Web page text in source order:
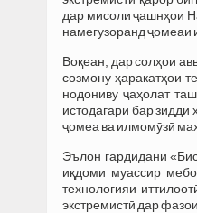
дар мисоли ҷашнҳои
намегузоранд ҷомеаи
Воқеан, дар солҳои
созмону ҳаракатҳои
нодониву ҷаҳолат
истодагарӣ бар
ҷомеа ва илмомӯзӣ
Эълон гардидани
иқдоми муассир
технологияи
экстремистӣ дар